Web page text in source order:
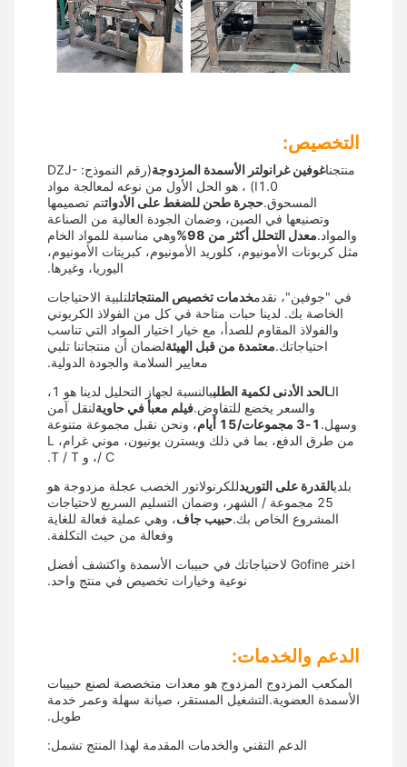
التخصيص:
غوفين غرانولتر الأسمدة المزدوجة
(رقم النموذج: DZJ-
I1.0) ، هو الحل الأول من نوعه لمعالجة مواد
المسحوق.حجرة طحن للضغط على الأدوات تم تصميمها
وتصنيعها في الصين، وضمان الجودة العالية من الصناعة
والمواد.معدل التحلل أكثر من 98%
وهي مناسبة للمواد الخام
مثل كربونات الأمونيوم، كلوريد الأمونيوم، كبريتات الأمونيوم،
اليوريا، وغيرها.
في "جوفين"، نقدمخدمات تخصيص المنتجاتلتلبية الاحتياجات
الخاصة بك. لدينا حبات متاحة في كل من الفولاذ الكربوني
والفولاذ المقاوم للصدأ، مع خيار اختيار المواد التي تناسب
احتياجاتك.معتمدة من قبل الهيئة لضمان أن منتجاتنا تلبي
معايير السلامة والجودة الدولية.
الحد الأدنى لكمية الطلب
والسعر يخضع للتفاوض.فيلم معبأ في حاوية لنقل آمن
وسهل.1-3 مجموعات/15 أيام
، ونحن نقبل مجموعة متنوعة
من طرق الدفع، بما في ذلك ويسترن يونيون، موني غرام، L
القدرة على التوريدللكرنولاتور الخصب عجلة مزدوجة هو
25 مجموعة / الشهر، وضمان التسليم السريع لاحتياجات
المشروع الخاص بك.حبيب جاف ، وهي عملية فعالة للغاية
وفعالة من حيث التكلفة.
اختر Gofine لاحتياجاتك في حبيبات الأسمدة واكتشف أفضل
نوعية وخيارات تخصيص في منتج واحد.
الدعم والخدمات:
المكعب المزدوج المزدوج هو معدات متخصصة لصنع حبيبات
الأسمدة العضوية.التشغيل المستقر، صيانة سهلة وعمر خدمة
طويل.
الدعم التقني والخدمات المقدمة لهذا المنتج تشمل: